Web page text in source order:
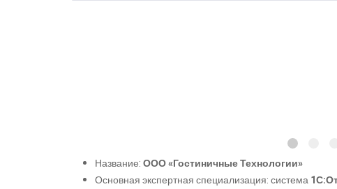
Название:ООО «Гостиничные Технологии»
Основная экспертная специализация: система